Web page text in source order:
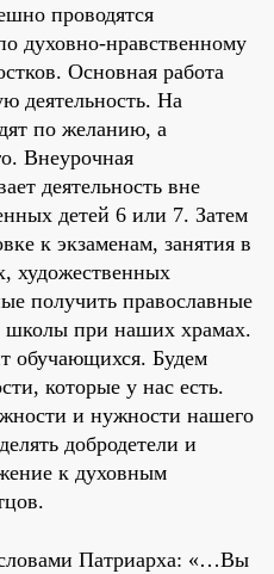
проводятся
духовно-нравственному
Основная работа
деятельность. На
по желанию, а
Внеурочная
деятельность вне
детей 6 или 7. Затем
к экзаменам, занятия в
художественных
получить православные
школы при наших храмах.
обучающихся. Будем
которые у нас есть.
и нужности нашего
добродетели и
к духовным
словами Патриарха: «…Вы